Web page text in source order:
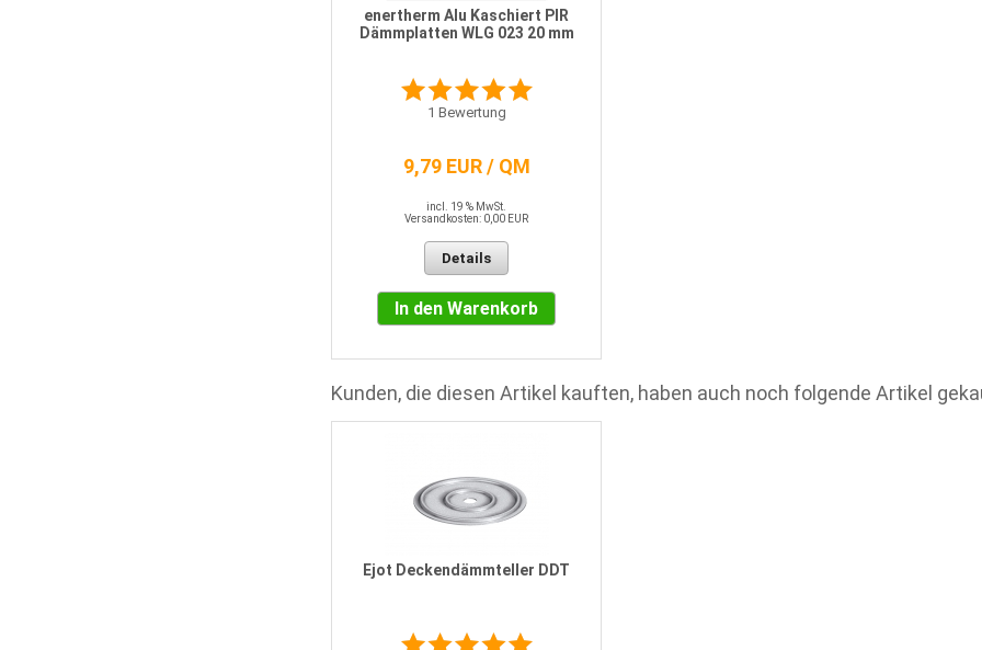
enertherm Alu Kaschiert PIR
Dämmplatten WLG 023 20 mm
1 Bewertung
9,79 EUR / QM
incl. 19 % MwSt.
Versandkosten: 0,00 EUR
Details
In den Warenkorb
Kunden, die diesen Artikel kauften, haben auch noch folgende Artikel
Ejot Deckendämmteller DDT